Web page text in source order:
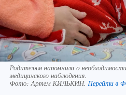
Родителям напомнили о
медицинского наблюдения.
Фото:Артем КИЛЬКИН. Перейти в